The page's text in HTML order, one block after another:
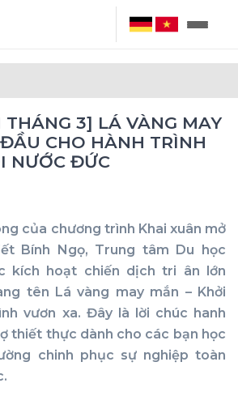
THÁNG 3] LÁ VÀNG MAY
CHO HÀNH TRÌNH
NƯỚC ĐỨC
của chương trình Khai xuân mở
Bính Ngọ, Trung tâm Du học
kích hoạt chiến dịch tri ân lớn
tên Lá vàng may mắn – Khởi
vươn xa. Đây là lời chúc hanh
thiết thực dành cho các bạn học
chinh phục sự nghiệp toàn